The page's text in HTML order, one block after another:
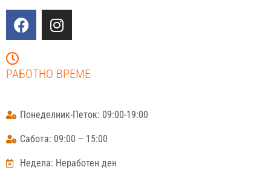
РАБОТНО ВРЕМЕ
Понеделник-Петок: 09:00-19:00
Сабота: 09:00 – 15:00
Недела: Неработен ден